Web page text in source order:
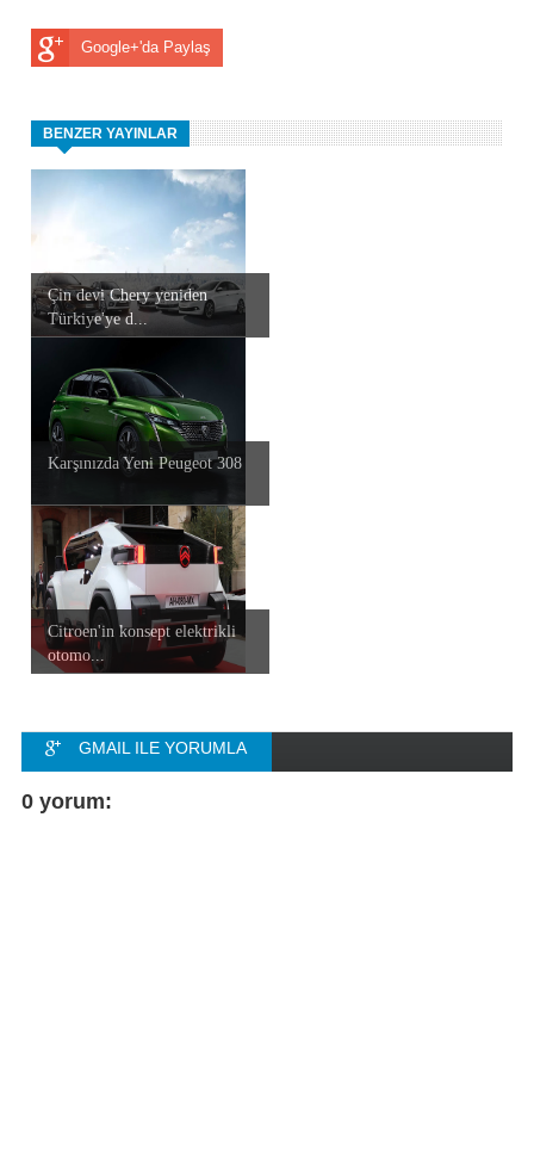
Google+'da Paylaş
BENZER YAYINLAR
Çin devi Chery yeniden
Türkiye'ye d...
Karşınızda Yeni Peugeot 308
Citroen'in konsept elektrikli
otomo...
GMAIL ILE YORUMLA
FACEBOOK ILE
0 yorum: